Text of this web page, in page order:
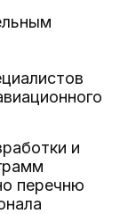
и
перечню